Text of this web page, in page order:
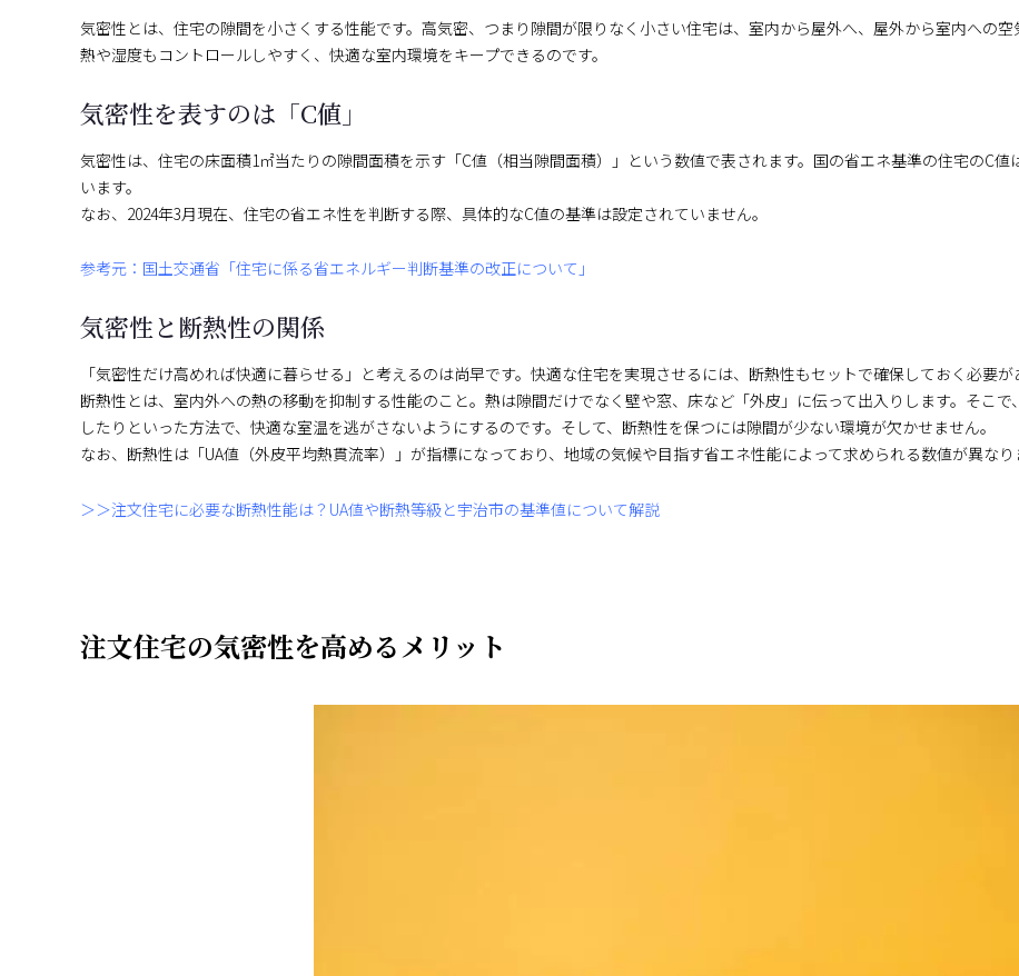
気密性とは、住宅の隙間を小さくする性能です。高気密、つまり隙間が限りなく小さい住宅は、室内から屋外へ、屋外から室内への
熱や湿度もコントロールしやすく、快適な室内環境をキープできるのです。
気密性を表すのは「C値」
気密性は、住宅の床面積1㎡当たりの隙間面積を示す「C値（相当隙間面積）」という数値で表されます。国の省エネ基準の住宅のC
います。
なお、2024年3月現在、住宅の省エネ性を判断する際、具体的なC値の基準は設定されていません。
参考元：国土交通省「住宅に係る省エネルギー判断基準の改正について」
気密性と断熱性の関係
「気密性だけ高めれば快適に暮らせる」と考えるのは尚早です。快適な住宅を実現させるには、断熱性もセットで確保しておく必要が
断熱性とは、室内外への熱の移動を抑制する性能のこと。熱は隙間だけでなく壁や窓、床など「外皮」に伝って出入りします。そこ
したりといった方法で、快適な室温を逃がさないようにするのです。そして、断熱性を保つには隙間が少ない環境が欠かせません。
なお、断熱性は「UA値（外皮平均熱貫流率）」が指標になっており、地域の気候や目指す省エネ性能によって求められる数値が異なり
＞＞注文住宅に必要な断熱性能は？UA値や断熱等級と宇治市の基準値について解説
注文住宅の気密性を高めるメリット